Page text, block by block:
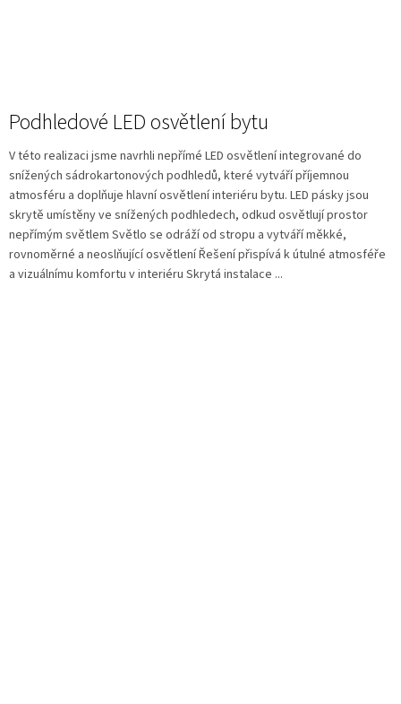
Podhledové LED osvětlení bytu
V této realizaci jsme navrhli nepřímé LED osvětlení integrované do
snížených sádrokartonových podhledů, které vytváří příjemnou
atmosféru a doplňuje hlavní osvětlení interiéru bytu. LED pásky jsou
skrytě umístěny ve snížených podhledech, odkud osvětlují prostor
nepřímým světlem Světlo se odráží od stropu a vytváří měkké,
rovnoměrné a neoslňující osvětlení Řešení přispívá k útulné atmosféře
a vizuálnímu komfortu v interiéru Skrytá instalace ...